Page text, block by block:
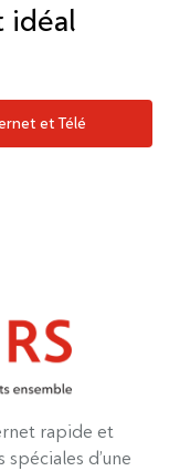
idéal
et Télé
rapide et
d’une